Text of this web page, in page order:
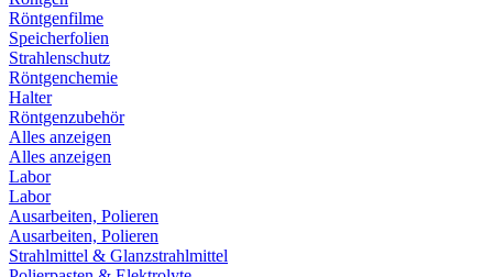
Röntgenfilme
Speicherfolien
Strahlenschutz
Röntgenchemie
Halter
Röntgenzubehör
Alles anzeigen
Alles anzeigen
Labor
Labor
Ausarbeiten, Polieren
Ausarbeiten, Polieren
Strahlmittel & Glanzstrahlmittel